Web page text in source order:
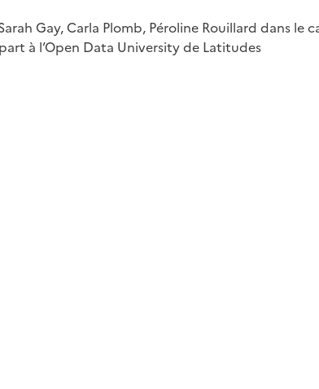
Gay, Carla Plomb, Péroline Rouillard dans
à l’Open Data University de Latitudes